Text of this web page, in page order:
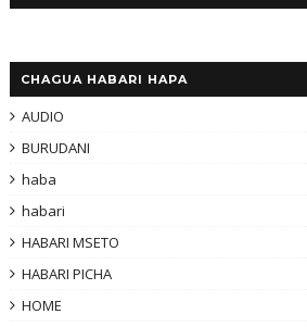
CHAGUA HABARI HAPA
AUDIO
BURUDANI
haba
habari
HABARI MSETO
HABARI PICHA
HOME